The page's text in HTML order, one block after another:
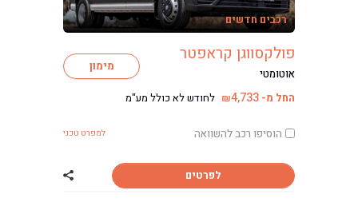
ליסינג מימוני
ליסינג תפעולי
ליסינג פרטי
חפשו רכב בקטלוג
כתבות ליסינג
רכבים חדשים
פולקסווגן קראפטר
אוטומטי מימון
החל מ- ₪4,733 לחודש לא כולל מע"מ
הוסיפו רכב להשוואה למפרט טכני
לפרטים שתף רכב